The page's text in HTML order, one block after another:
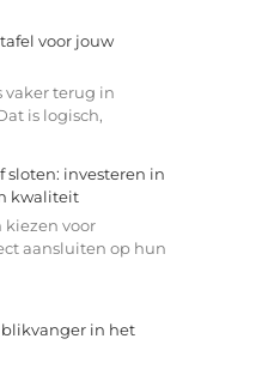
voor jouw
vaker terug in
is logisch,
sloten: investeren in
kwaliteit
kiezen voor
aansluiten op hun
in het